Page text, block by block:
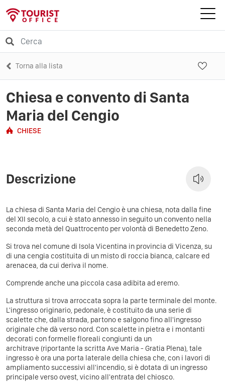
Torna alla lista
Chiesa e convento di Santa
Maria del Cengio
CHIESE
Descrizione
La chiesa di Santa Maria del Cengio è una chiesa, nota dalla fine
del XII secolo, a cui è stato annesso in seguito un convento nella
seconda metà del Quattrocento per volontà di Benedetto Zeno.
Si trova nel comune di Isola Vicentina in provincia di Vicenza, su
di una cengia costituita di un misto di roccia bianca, calcare ed
arenacea, da cui deriva il nome.
Comprende anche una piccola casa adibita ad eremo.
La struttura si trova arroccata sopra la parte terminale del monte.
L'ingresso originario, pedonale, è costituito da una serie di
scalette che, dalla strada, partono e salgono fino all'ingresso
originale che dà verso nord. Con scalette in pietra e i montanti
decorati con formelle floreali congiunti da un
architrave (riportante la scritta Ave Maria - Gratia Plena), tale
ingresso è ora una porta laterale della chiesa che, con i lavori di
ampliamento successivi all'incendio, si è dotata di un ingresso
principale verso ovest, vicino all'entrata del chiosco.